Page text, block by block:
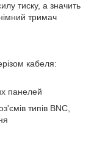
тиску, а значить
тримач
кабеля:
панелей
типів BNC,